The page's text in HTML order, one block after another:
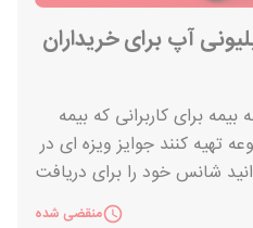
کشی جایزه 100 میلیونی آپ برای خریداران
برای کاربرانی که بیمه
تهیه کنند جوایز ویزه ای در
شانس خود را برای دریافت
در قرعه کشی آپ امتحان کنید.منقضی شده